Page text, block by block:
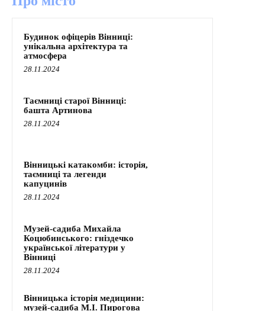
Будинок офіцерів Вінниці:
унікальна архітектура та
атмосфера
28.11.2024
Таємниці старої Вінниці:
башта Артинова
28.11.2024
Вінницькі катакомби: історія,
таємниці та легенди
капуцинів
28.11.2024
Музей-садиба Михайла
Коцюбинського: гніздечко
української літератури у
Вінниці
28.11.2024
Вінницька історія медицини:
музей-садиба М.І. Пирогова